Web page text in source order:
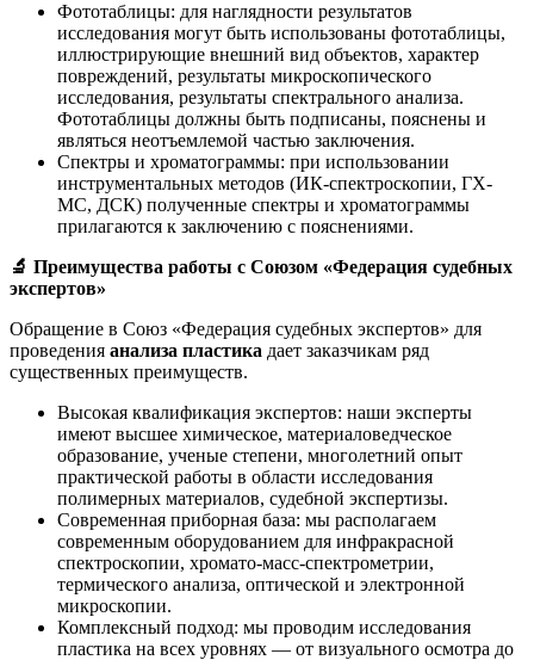
Фототаблицы: для наглядности результатов
исследования могут быть использованы фототаблицы,
иллюстрирующие внешний вид объектов, характер
повреждений, результаты микроскопического
исследования, результаты спектрального анализа.
Фототаблицы должны быть подписаны, пояснены и
являться неотъемлемой частью заключения.
Спектры и хроматограммы: при использовании
инструментальных методов (ИК-спектроскопии, ГХ-
МС, ДСК) полученные спектры и хроматограммы
прилагаются к заключению с пояснениями.
🔬 Преимущества работы с Союзом «Федерация судебных
экспертов»
Обращение в Союз «Федерация судебных экспертов» для
проведения анализа пластика дает заказчикам ряд
существенных преимуществ.
Высокая квалификация экспертов: наши эксперты
имеют высшее химическое, материаловедческое
образование, ученые степени, многолетний опыт
практической работы в области исследования
полимерных материалов, судебной экспертизы.
Современная приборная база: мы располагаем
современным оборудованием для инфракрасной
спектроскопии, хромато-масс-спектрометрии,
термического анализа, оптической и электронной
микроскопии.
Комплексный подход: мы проводим исследования
пластика на всех уровнях — от визуального осмотра до